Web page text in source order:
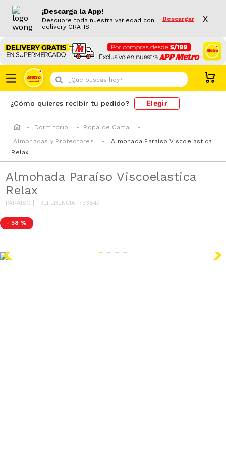
¡Descarga la App!
Descubre toda nuestra variedad con
delivery GRATIS
Descargar X
¿Que buscas hoy?
¿Cómo quieres recibir tu pedido? Elegir
Dormitorio
Ropa de Cama
Almohadas y Protectores
Almohada Paraíso Viscoelastica
Relax
Almohada Paraíso Viscoelastica
Relax
PARAISO REFERENCIA:733847
- 58 %